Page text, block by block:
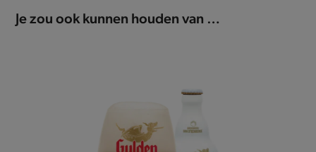
Je zou ook kunnen houden van …